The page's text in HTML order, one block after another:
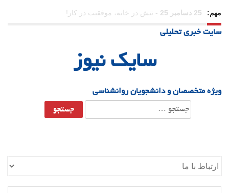
مهم: 23 دسامبر 25 - چرا اراده می‌کنیم ولی شکست می‌خوریم؟
21 دسامبر 25
سایت خبری تحلیلی
سایک نیوز
ویژه متخصصان و دانشجویان روانشناسی
جستجو
برای: